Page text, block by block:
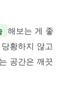
해보는 게 좋
황하지 않고
공간은 깨끗